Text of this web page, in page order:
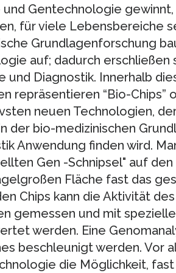
und Gentechnologie
für viele Lebensbereiche
Grundlagenforschung
auf; dadurch
und Diagnostik. Innerhalb
repräsentieren “Bio-Chips”
neuen Technologien,
der bio-medizinischen
Anwendung finden wird.
Gen -Schnipsel" auf
Fläche fast das
Chips kann die Aktivität
gemessen und mit
werden. Eine
beschleunigt werden. Vor
die Möglichkeit,